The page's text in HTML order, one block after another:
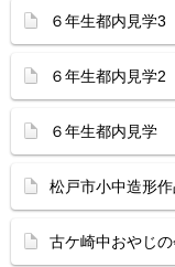
６年生都内見学3
６年生都内見学2
６年生都内見学
松戸市小中造形
古ケ崎中おやじ